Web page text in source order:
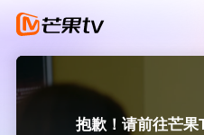
抱歉！请前往芒果